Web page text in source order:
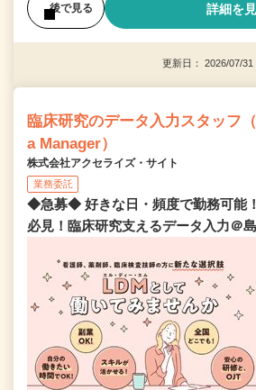
後で見る 詳細を
更新日： 2026/07/
臨床研究のデータ入力スタッフ
a Manager）
株式会社アクセライズ・サイト
業務委託
◆急募◆ 好きな日・頻度で勤務可能
必見！臨床研究支えるデータ入力＠